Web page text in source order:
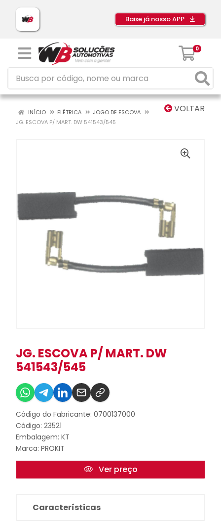
Baixe já nosso APP
0
VOLTAR
INÍCIO ELÉTRICA
JOGO DE ESCOVA
JG. ESCOVA P/ MART. DW 541543/545
JG. ESCOVA P/ MART. DW
541543/545
Código do Fabricante: 0700137000
Código: 23521
Embalagem: KT
Marca: PROKIT
Ver preço
Características